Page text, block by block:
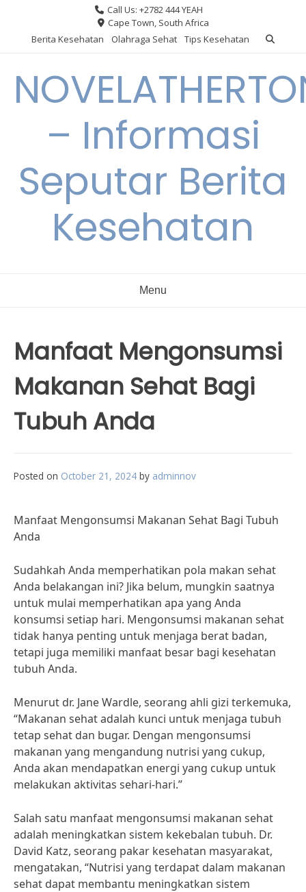
content
Call Us: +2782 444 YEAH
Cape Town, South Africa
Berita Kesehatan
Olahraga Sehat Tips Kesehatan
– Informasi
Seputar Berita
Kesehatan
Menu
Manfaat Mengonsumsi
Makanan Sehat Bagi
Tubuh Anda
Posted on October 21, 2024 by adminnov
Manfaat Mengonsumsi Makanan Sehat Bagi Tubuh
Anda
Sudahkah Anda memperhatikan pola makan sehat
Anda belakangan ini? Jika belum, mungkin saatnya
untuk mulai memperhatikan apa yang Anda
konsumsi setiap hari. Mengonsumsi makanan sehat
tidak hanya penting untuk menjaga berat badan,
tetapi juga memiliki manfaat besar bagi kesehatan
tubuh Anda.
Menurut dr. Jane Wardle, seorang ahli gizi terkemuka,
“Makanan sehat adalah kunci untuk menjaga tubuh
tetap sehat dan bugar. Dengan mengonsumsi
makanan yang mengandung nutrisi yang cukup,
Anda akan mendapatkan energi yang cukup untuk
melakukan aktivitas sehari-hari.”
Salah satu manfaat mengonsumsi makanan sehat
adalah meningkatkan sistem kekebalan tubuh. Dr.
David Katz, seorang pakar kesehatan masyarakat,
mengatakan, “Nutrisi yang terdapat dalam makanan
sehat dapat membantu meningkatkan sistem